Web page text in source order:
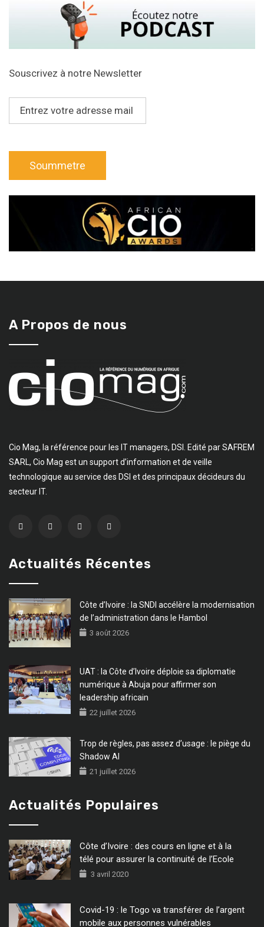
Souscrivez à notre Newsletter
A Propos de nous
Cio Mag, la référence pour les IT managers, DSI. Edité par SAFREM
SARL, Cio Mag est un support d’information et de veille
technologique au service des DSI et des principaux décideurs du
secteur IT.
Actualités Récentes
Côte d’Ivoire : la SNDI accélère la modernisation
de l’administration dans le Hambol
3 août 2026
UAT : la Côte d’Ivoire déploie sa diplomatie
numérique à Abuja pour affirmer son
leadership africain
22 juillet 2026
Trop de règles, pas assez d’usage : le piège du
Shadow AI
21 juillet 2026
Actualités Populaires
Côte d’Ivoire : des cours en ligne et à la
télé pour assurer la continuité de l’Ecole
3 avril 2020
Covid-19 : le Togo va transférer de l’argent
mobile aux personnes vulnérables